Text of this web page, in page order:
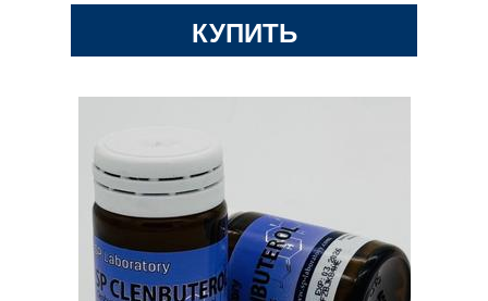
КУПИТЬ